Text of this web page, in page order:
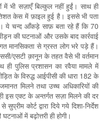
में भी सज़ाएँ बिल्कुल नहीं हुईं। साथ ही
केस में फ़ाइल हुई है। इससे भी पता
ये चन्द आँकड़े साफ़ बता रहे हैं कि 70
की घटनाओं और उसके बाद कार्रवाई
मानसिकता से ग्रस्त लोग भरे पड़े हैं।
एसटी क़ानून के तहत वैसे भी वर्तमान
पुलिस प्रशासन का रवैया मामले में
के विरुद्ध आईपीसी की धारा 182 के
मिलने तथा उच्च अधिकारियों की
इस एक्ट के अन्तर्गत सज़ा मिलने की दर
कोर्ट द्वारा दिये गये दिशा-निर्देश
में बढ़ोत्तरी ही होगी।